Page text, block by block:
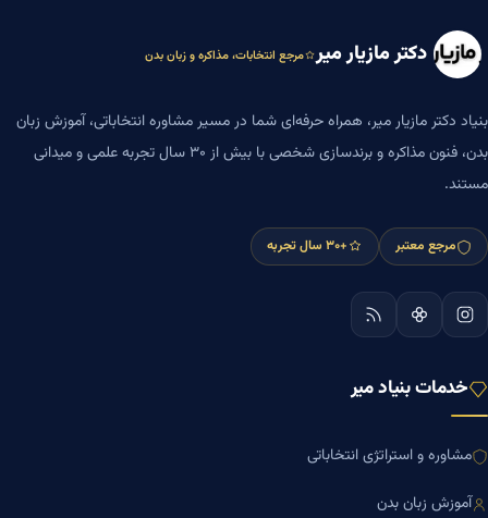
دکتر مازیار میر مرجع انتخابات، مذاکره و زبان بدن
بنیاد دکتر مازیار میر، همراه حرفه‌ای شما در مسیر مشاوره انتخاباتی، آموزش زبان
بدن، فنون مذاکره و برندسازی شخصی با بیش از ۳۰ سال تجربه علمی و میدانی
مستند.
مرجع معتبر +۳۰ سال تجربه
خدمات بنیاد میر
مشاوره و استراتژی انتخاباتی
آموزش زبان بدن